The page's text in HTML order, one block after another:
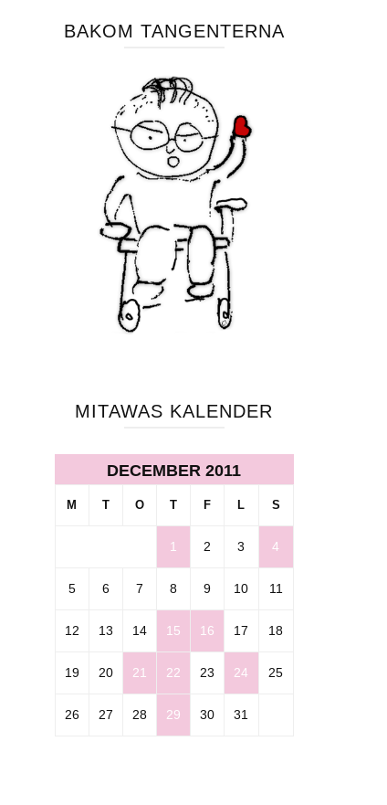
BAKOM TANGENTERNA
MITAWAS KALENDER
DECEMBER 2011
M T O T F L S
1 2 3 4
5 6 7 8 9 10 11
12 13 14 15 16 17 18
19 20 21 22 23 24 25
26 27 28 29 30 31